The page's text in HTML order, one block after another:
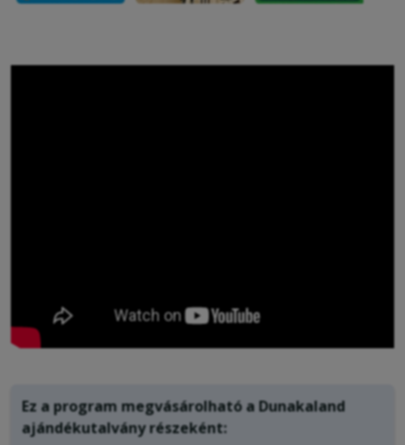
Ez a program megvásárolható aDunakaland
ajándékutalványrészeként: